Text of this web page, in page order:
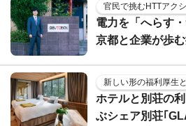
官民で挑むHTTアク
電力を「へらす
京都と企業が歩
新しい形の福利厚生
ホテルと別荘の
ぶシェア別荘｢